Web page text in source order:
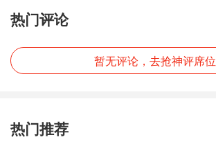
热门评论
暂无评论，去抢神评席位
热门推荐